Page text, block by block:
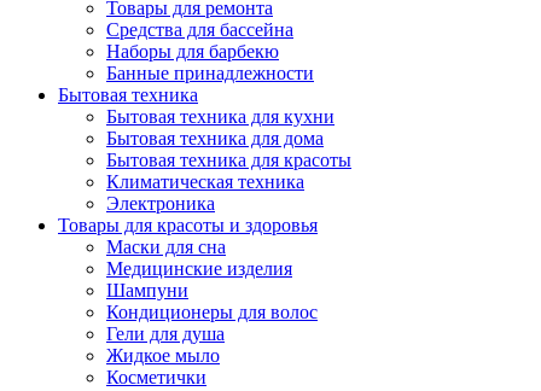
Товары для ремонта
Средства для бассейна
Наборы для барбекю
Банные принадлежности
Бытовая техника
Бытовая техника для кухни
Бытовая техника для дома
Бытовая техника для красоты
Климатическая техника
Электроника
Товары для красоты и здоровья
Маски для сна
Медицинские изделия
Шампуни
Кондиционеры для волос
Гели для душа
Жидкое мыло
Косметички